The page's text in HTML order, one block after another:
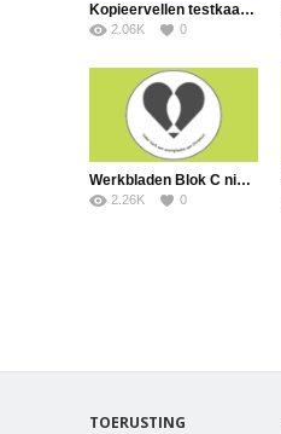
Kopieervellen testkaartjes Blok C
2.06K 0
Werkbladen Blok C nivo 1
2.26K 0
TOERUSTING